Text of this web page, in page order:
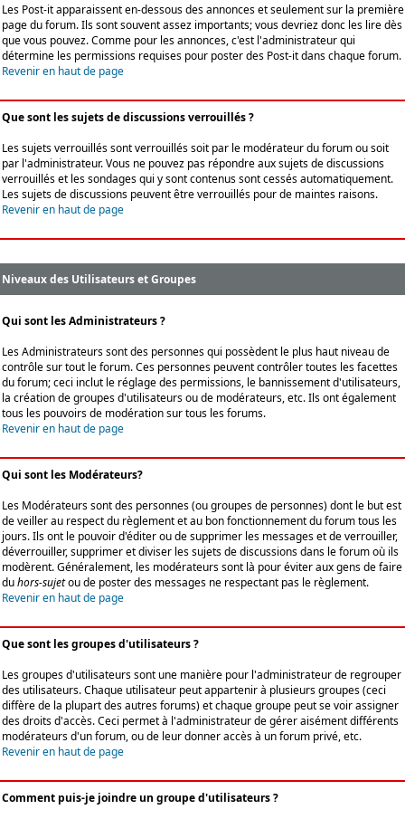
Les Post-it apparaissent en-dessous des annonces et seulement sur la première
page du forum. Ils sont souvent assez importants; vous devriez donc les lire dès
que vous pouvez. Comme pour les annonces, c'est l'administrateur qui
détermine les permissions requises pour poster des Post-it dans chaque forum.
Revenir en haut de page
Que sont les sujets de discussions verrouillés ?
Les sujets verrouillés sont verrouillés soit par le modérateur du forum ou soit
par l'administrateur. Vous ne pouvez pas répondre aux sujets de discussions
verrouillés et les sondages qui y sont contenus sont cessés automatiquement.
Les sujets de discussions peuvent être verrouillés pour de maintes raisons.
Revenir en haut de page
Niveaux des Utilisateurs et Groupes
Qui sont les Administrateurs ?
Les Administrateurs sont des personnes qui possèdent le plus haut niveau de
contrôle sur tout le forum. Ces personnes peuvent contrôler toutes les facettes
du forum; ceci inclut le réglage des permissions, le bannissement d'utilisateurs,
la création de groupes d'utilisateurs ou de modérateurs, etc. Ils ont également
tous les pouvoirs de modération sur tous les forums.
Revenir en haut de page
Qui sont les Modérateurs?
Les Modérateurs sont des personnes (ou groupes de personnes) dont le but est
de veiller au respect du règlement et au bon fonctionnement du forum tous les
jours. Ils ont le pouvoir d'éditer ou de supprimer les messages et de verrouiller,
déverrouiller, supprimer et diviser les sujets de discussions dans le forum où ils
modèrent. Généralement, les modérateurs sont là pour éviter aux gens de faire
duhors-sujetou de poster des messages ne respectant pas le règlement.
Revenir en haut de page
Que sont les groupes d'utilisateurs ?
Les groupes d'utilisateurs sont une manière pour l'administrateur de regrouper
des utilisateurs. Chaque utilisateur peut appartenir à plusieurs groupes (ceci
diffère de la plupart des autres forums) et chaque groupe peut se voir assigner
des droits d'accès. Ceci permet à l'administrateur de gérer aisément différents
modérateurs d'un forum, ou de leur donner accès à un forum privé, etc.
Revenir en haut de page
Comment puis-je joindre un groupe d'utilisateurs ?